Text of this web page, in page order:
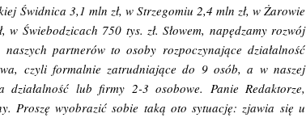
Świdnica 3,1 mln zł, w Strzegomiu 2,4 mln zł, w Żarowie
Świebodzicach 750 tys. zł. Słowem, napędzamy rozwój
partnerów to osoby rozpoczynające działalność
czyli formalnie zatrudniające do 9 osób, a w naszej
działalność lub firmy 2-3 osobowe. Panie Redaktorze,
Proszę wyobrazić sobie taką oto sytuację: zjawia się u